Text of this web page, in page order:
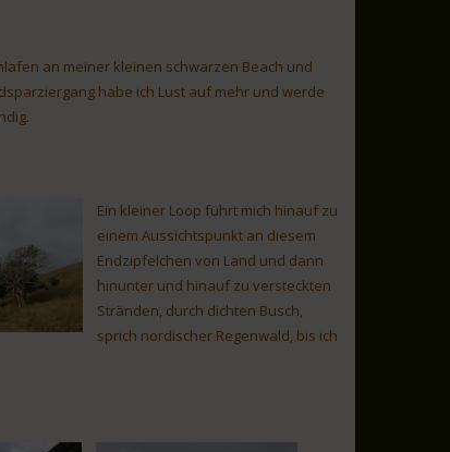
an meiner kleinen schwarzen Beach und
habe ich Lust auf mehr und werde
Ein kleiner Loop führt mich hinauf zu
einem Aussichtspunkt an diesem
Endzipfelchen von Land und dann
hinunter und hinauf zu versteckten
Stränden, durch dichten Busch,
sprich nordischer Regenwald, bis ich